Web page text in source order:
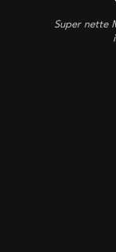
Super nette